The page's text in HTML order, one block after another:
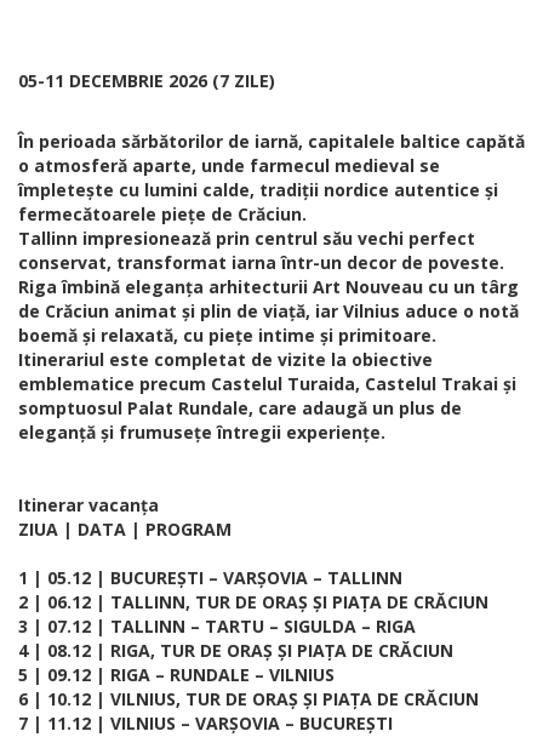
05-11 DECEMBRIE 2026 (7 ZILE)
În perioada sărbătorilor de iarnă, capitalele baltice capătă
o atmosferă aparte, unde farmecul medieval se
împletește cu lumini calde, tradiții nordice autentice și
fermecătoarele piețe de Crăciun.
Tallinn impresionează prin centrul său vechi perfect
conservat, transformat iarna într-un decor de poveste.
Riga îmbină eleganța arhitecturii Art Nouveau cu un târg
de Crăciun animat și plin de viață, iar Vilnius aduce o notă
boemă și relaxată, cu piețe intime și primitoare.
Itinerariul este completat de vizite la obiective
emblematice precum Castelul Turaida, Castelul Trakai și
somptuosul Palat Rundale, care adaugă un plus de
eleganță și frumusețe întregii experiențe.
Itinerar vacanța
ZIUA | DATA | PROGRAM
1 | 05.12 | BUCUREȘTI – VARȘOVIA – TALLINN
2 | 06.12 | TALLINN, TUR DE ORAȘ ȘI PIAȚA DE CRĂCIUN
3 | 07.12 | TALLINN – TARTU – SIGULDA – RIGA
4 | 08.12 | RIGA, TUR DE ORAȘ ȘI PIAȚA DE CRĂCIUN
5 | 09.12 | RIGA – RUNDALE – VILNIUS
6 | 10.12 | VILNIUS, TUR DE ORAȘ ȘI PIAȚA DE CRĂCIUN
7 | 11.12 | VILNIUS – VARȘOVIA – BUCUREȘTI